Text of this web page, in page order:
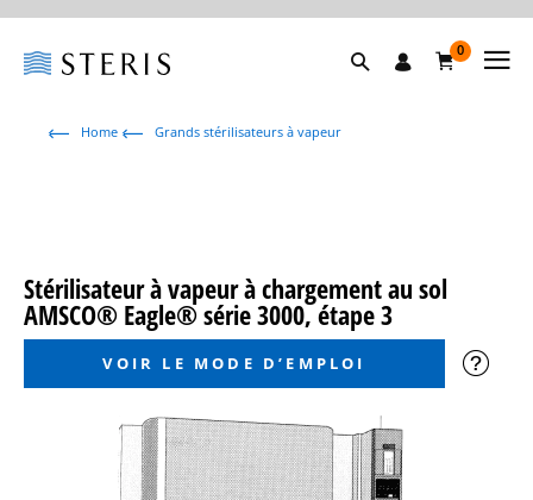
0
Home Grands stérilisateurs à vapeur
Stérilisateur à vapeur à chargement au sol
AMSCO® Eagle® série 3000, étape 3
VOIR LE MODE D’EMPLOI